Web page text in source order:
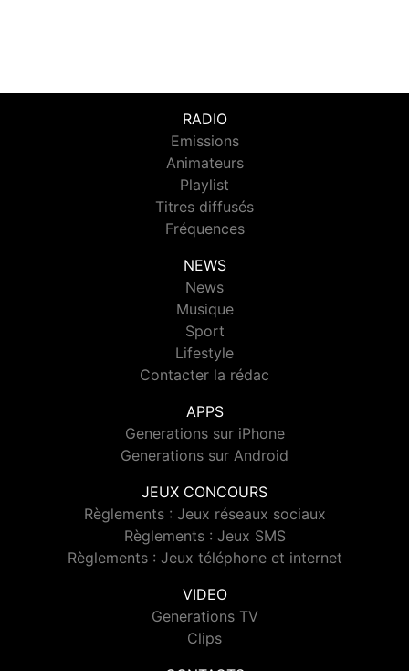
RADIO
Emissions
Animateurs
Playlist
Titres diffusés
Fréquences
NEWS
News
Musique
Sport
Lifestyle
Contacter la rédac
APPS
Generations sur iPhone
Generations sur Android
JEUX CONCOURS
Règlements : Jeux réseaux sociaux
Règlements : Jeux SMS
Règlements : Jeux téléphone et internet
VIDEO
Generations TV
Clips